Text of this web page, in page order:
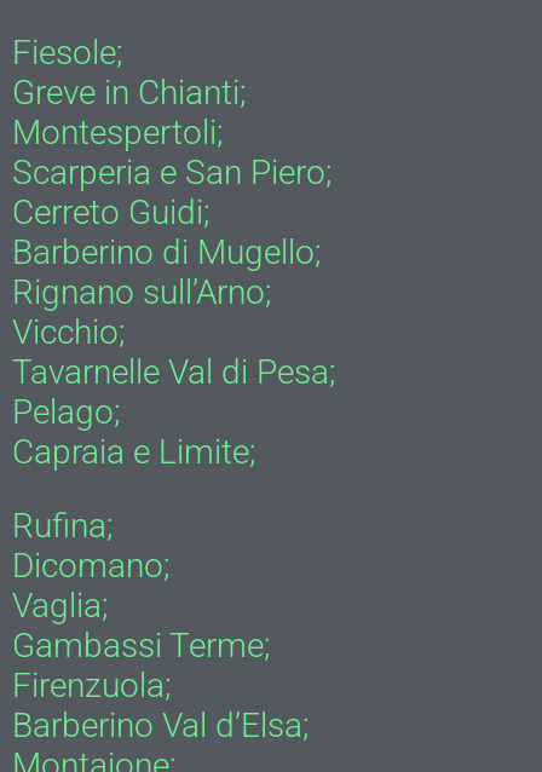
Fiesole;
Greve in Chianti;
Montespertoli;
Scarperia e San Piero;
Cerreto Guidi;
Barberino di Mugello;
Rignano sull’Arno;
Vicchio;
Tavarnelle Val di Pesa;
Pelago;
Capraia e Limite;
Rufina;
Dicomano;
Vaglia;
Gambassi Terme;
Firenzuola;
Barberino Val d’Elsa;